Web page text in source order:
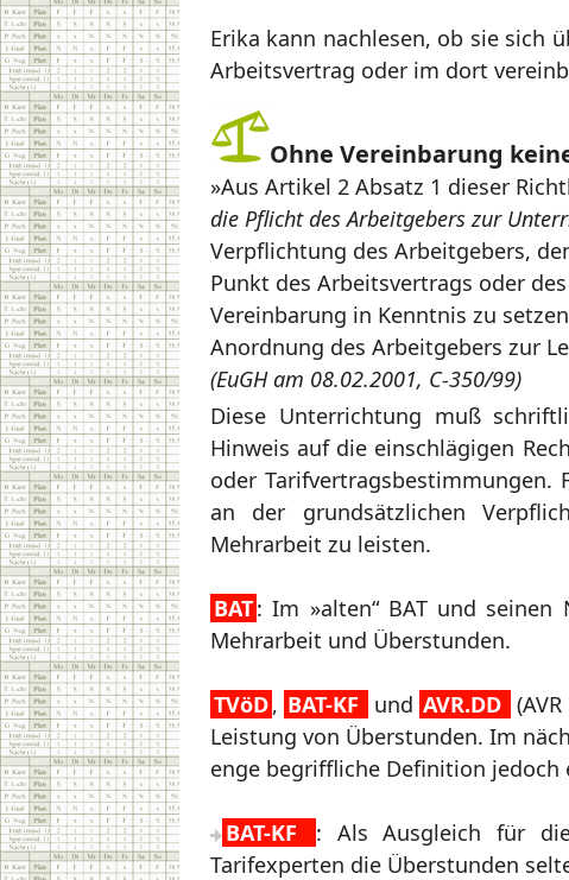
Erika kann nachlesen, ob sie sich
Arbeitsvertrag oder im dort
Ohne Vereinbarung
»Aus Artikel 2 Absatz 1 dieser
die Pflicht des Arbeitgebers zur
Verpflichtung des Arbeitgebers,
Punkt des Arbeitsvertrags oder
Vereinbarung in Kenntnis zu
Anordnung des Arbeitgebers zur
(EuGH am 08.02.2001, C-350/99)
Diese Unterrichtung muß
Hinweis auf die einschlägigen
oder Tarifvertragsbestimmungen.
an der grundsätzlichen
Mehrarbeit zu leisten.
BAT: Im »alten“ BAT und
Mehrarbeit und Überstunden.
TVöD, BAT-KF und AVR.DD
Leistung von Überstunden. Im
enge begriffliche Definition jedoch
BAT-KF
: Als Ausgleich für
Tarifexperten die Überstunden